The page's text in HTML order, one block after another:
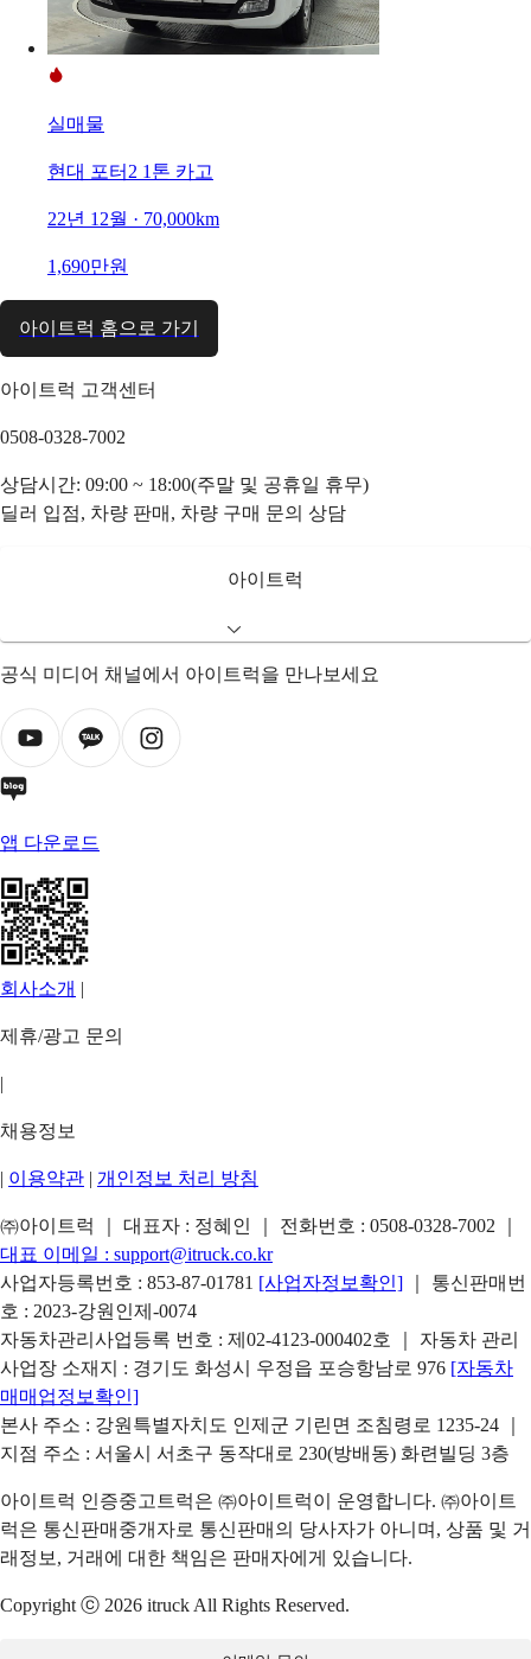
실매물
현대 포터2 1톤 카고
22년 12월 · 70,000km
1,690만원
아이트럭 홈으로 가기
아이트럭 고객센터
0508-0328-7002
상담시간: 09:00 ~ 18:00(주말 및 공휴일 휴무)
딜러 입점, 차량 판매, 차량 구매 문의 상담
아이트럭
공식 미디어 채널에서 아이트럭을 만나보세요
앱 다운로드
회사소개 |
제휴/광고 문의
|
채용정보
| 이용약관 | 개인정보 처리 방침
㈜아이트럭 ｜ 대표자 : 정혜인 ｜ 전화번호 : 0508-0328-7002
대표 이메일 : support@itruck.co.kr
사업자등록번호 : 853-87-01781 [사업자정보확인]
｜ 통신판매번
호 : 2023-강원인제-0074
자동차관리사업등록 번호 : 제02-4123-000402호 ｜ 자동차 관리
사업장 소재지 : 경기도 화성시 우정읍 포승항남로 976 [자동차
매매업정보확인]
본사 주소 : 강원특별자치도 인제군 기린면 조침령로 1235-24 ｜
지점 주소 : 서울시 서초구 동작대로 230(방배동) 화련빌딩 3층
아이트럭 인증중고트럭은 ㈜아이트럭이 운영합니다. ㈜아이트
럭은 통신판매중개자로 통신판매의 당사자가 아니며, 상품 및 거
래정보, 거래에 대한 책임은 판매자에게 있습니다.
Copyright ⓒ 2026 itruck All Rights Reserved.